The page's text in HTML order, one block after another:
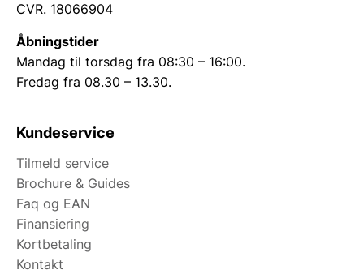
CVR. 18066904
Åbningstider
Mandag til torsdag fra 08:30 – 16:00.
Fredag fra 08.30 – 13.30.
Kundeservice
Tilmeld service
Brochure & Guides
Faq og EAN
Finansiering
Kortbetaling
Kontakt